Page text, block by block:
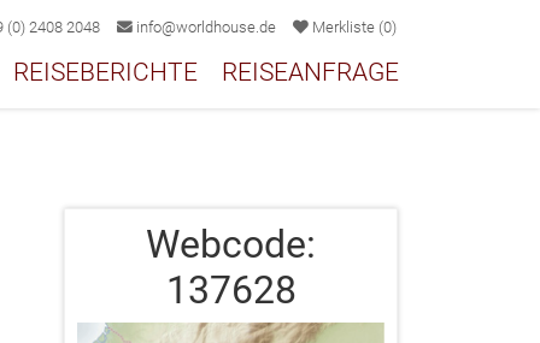
(0) 2408 2048 info@worldhouse.de Merkliste (0)
REISEBERICHTE REISEANFRAGE
Webcode:
137628